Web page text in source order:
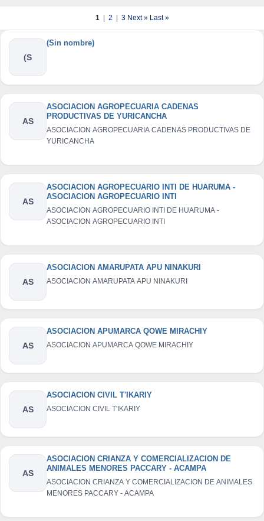
1 | 2 | 3Next »Last »
(S
(Sin nombre)
AS
ASOCIACION AGROPECUARIA CADENAS
PRODUCTIVAS DE YURICANCHA
ASOCIACION AGROPECUARIA CADENAS PRODUCTIVAS DE
YURICANCHA
AS
ASOCIACION AGROPECUARIO INTI DE HUARUMA -
ASOCIACION AGROPECUARIO INTI
ASOCIACION AGROPECUARIO INTI DE HUARUMA -
ASOCIACION AGROPECUARIO INTI
AS
ASOCIACION AMARUPATA APU NINAKURI
ASOCIACION AMARUPATA APU NINAKURI
AS
ASOCIACION APUMARCA QOWE MIRACHIY
ASOCIACION APUMARCA QOWE MIRACHIY
AS
ASOCIACION CIVIL T'IKARIY
ASOCIACION CIVIL T'IKARIY
AS
ASOCIACION CRIANZA Y COMERCIALIZACION DE
ANIMALES MENORES PACCARY - ACAMPA
ASOCIACION CRIANZA Y COMERCIALIZACION DE ANIMALES
MENORES PACCARY - ACAMPA